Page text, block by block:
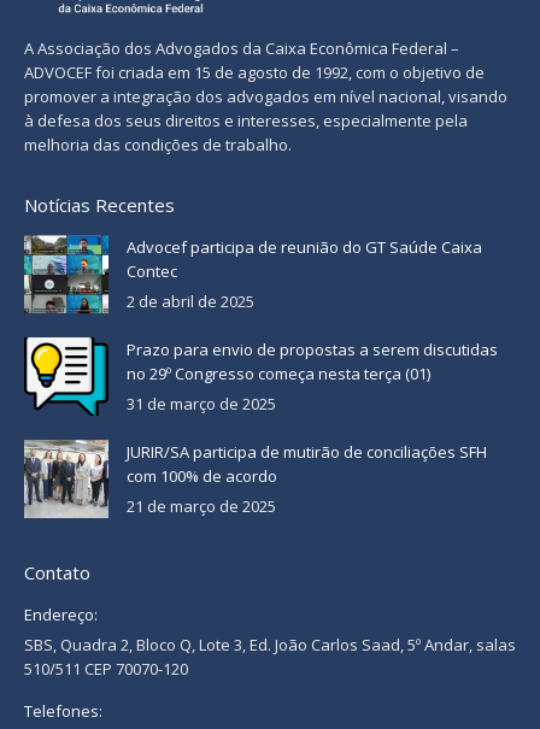
A Associação dos Advogados da Caixa Econômica Federal –
ADVOCEF foi criada em 15 de agosto de 1992, com o objetivo de
promover a integração dos advogados em nível nacional, visando
à defesa dos seus direitos e interesses, especialmente pela
melhoria das condições de trabalho.
Notícias Recentes
Advocef participa de reunião do GT Saúde Caixa
Contec
2 de abril de 2025
Prazo para envio de propostas a serem discutidas
no 29º Congresso começa nesta terça (01)
31 de março de 2025
JURIR/SA participa de mutirão de conciliações SFH
com 100% de acordo
21 de março de 2025
Contato
Endereço:
SBS, Quadra 2, Bloco Q, Lote 3, Ed. João Carlos Saad, 5º Andar, salas
510/511 CEP 70070-120
Telefones: